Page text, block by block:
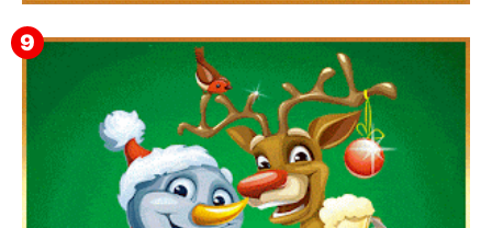
▷ Los Mejores Fondos de pantalla de feliz navidad
2022 📖